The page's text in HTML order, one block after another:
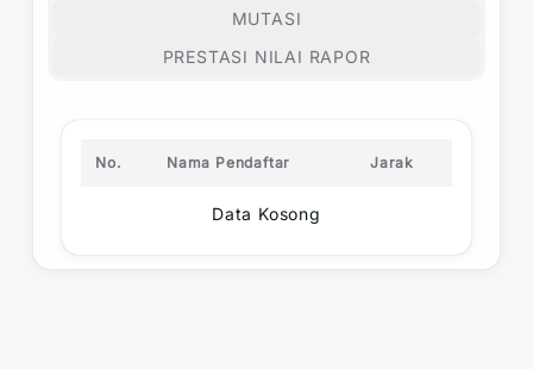
MUTASI
PRESTASI NILAI RAPOR
No. Nama Pendaftar Jarak
Data Kosong